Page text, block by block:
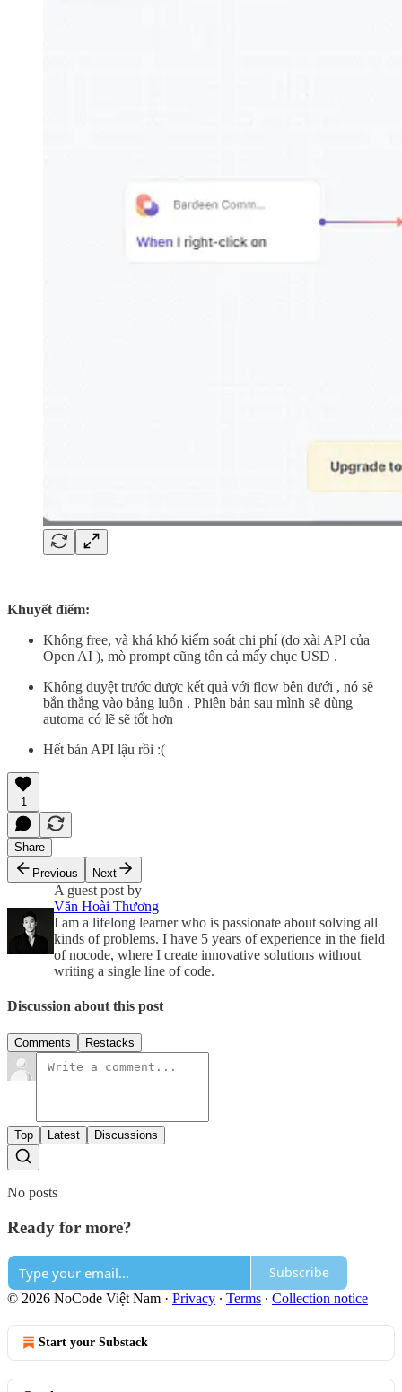
Khuyết điểm:
Không free, và khá khó kiểm soát chi phí (do xài API của
Open AI ), mò prompt cũng tốn cả mấy chục USD .
Không duyệt trước được kết quả với flow bên dưới , nó sẽ
bắn thẳng vào bảng luôn . Phiên bản sau mình sẽ dùng
automa có lẽ sẽ tốt hơn
Hết bán API lậu rồi :(
1
Share
Previous
Next
A guest post by
Văn Hoài Thương
I am a lifelong learner who is passionate about solving all
kinds of problems. I have 5 years of experience in the field
of nocode, where I create innovative solutions without
writing a single line of code.
Discussion about this post
Comments Restacks
Top Latest Discussions
No posts
Ready for more?
Subscribe
© 2026 NoCode Việt Nam · Privacy ∙ Terms ∙ Collection notice
Start your Substack